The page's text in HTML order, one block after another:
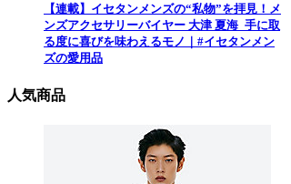
【連載】イセタンメンズの“私物”を拝見！メ
ンズアクセサリーバイヤー 大津 夏海_手に取
る度に喜びを味わえるモノ｜#イセタンメン
ズの愛用品
人気商品